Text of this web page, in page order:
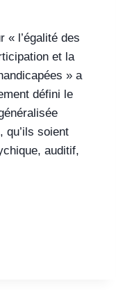
« l’égalité des
et la
» a
défini le
qu’ils soient
auditif,